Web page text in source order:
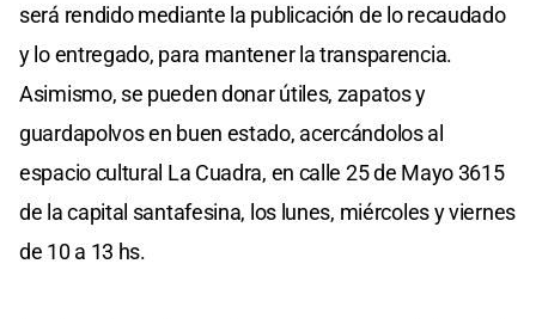
será rendido mediante la publicación de lo recaudado
y lo entregado, para mantener la transparencia.
Asimismo, se pueden donar útiles, zapatos y
guardapolvos en buen estado, acercándolos al
espacio cultural La Cuadra, en calle 25 de Mayo 3615
de la capital santafesina, los lunes, miércoles y viernes
de 10 a 13 hs.